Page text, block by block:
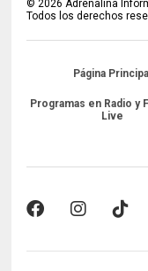
©2026 Adrenalina
Todos los derechos
Página Principal
Programas en Radio y
Live